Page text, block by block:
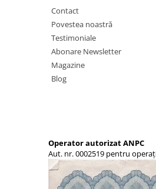
Contact
Povestea noastră
Testimoniale
Abonare Newsletter
Magazine
Blog
Operator autorizat ANPC
Aut. nr. 0002519 pentru